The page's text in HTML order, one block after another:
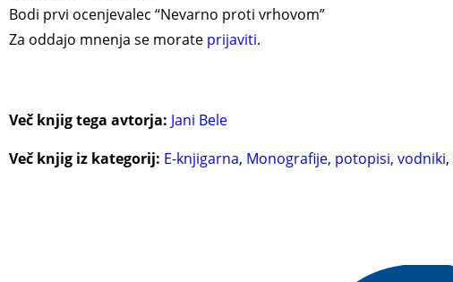
Bodi prvi ocenjevalec “Nevarno proti vrhovom”
Za oddajo mnenja se morate prijaviti.
Več knjig tega avtorja: Jani Bele
Več knjig iz kategorij: E-knjigarna, Monografije, potopisi, vodniki,